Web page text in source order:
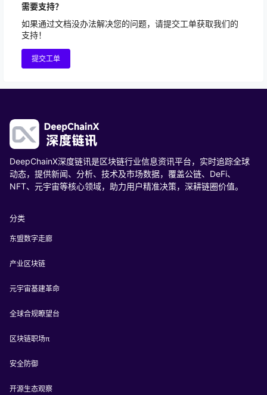
需要支持？
如果通过文档没办法解决您的问题，请提交工单获取我们的
支持！
提交工单
DeepChainX深度链讯是区块链行业信息资讯平台，实时追踪全球
动态，提供新闻、分析、技术及市场数据，覆盖公链、DeFi、
NFT、元宇宙等核心领域，助力用户精准决策，深耕链圈价值。
分类
东盟数字走廊
产业区块链
元宇宙基建革命
全球合规瞭望台
区块链职场π
安全防御
开源生态观察